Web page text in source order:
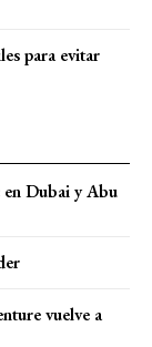
para evitar
en Dubai y Abu
vuelve a